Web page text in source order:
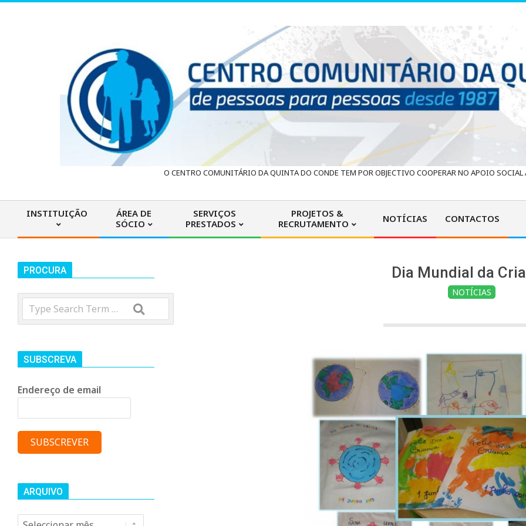
e
n
t
r
o
C
o
m
u
O CENTRO COMUNITÁRIO DA QUINTA DO CONDE TEM POR OBJECTIVO COOPERAR NO APOIO
Primary
Navigation
INSTITUIÇÃO
ÁREA DE
SÓCIO
SERVIÇOS
PRESTADOS
PROJETOS &
RECRUTAMENTO
NOTÍCIAS CONTACTOS
Dia Mundial da
NOTÍCIAS
PROCURA
Search
SUBSCREVA
Endereço de email
ARQUIVO
Arquivo